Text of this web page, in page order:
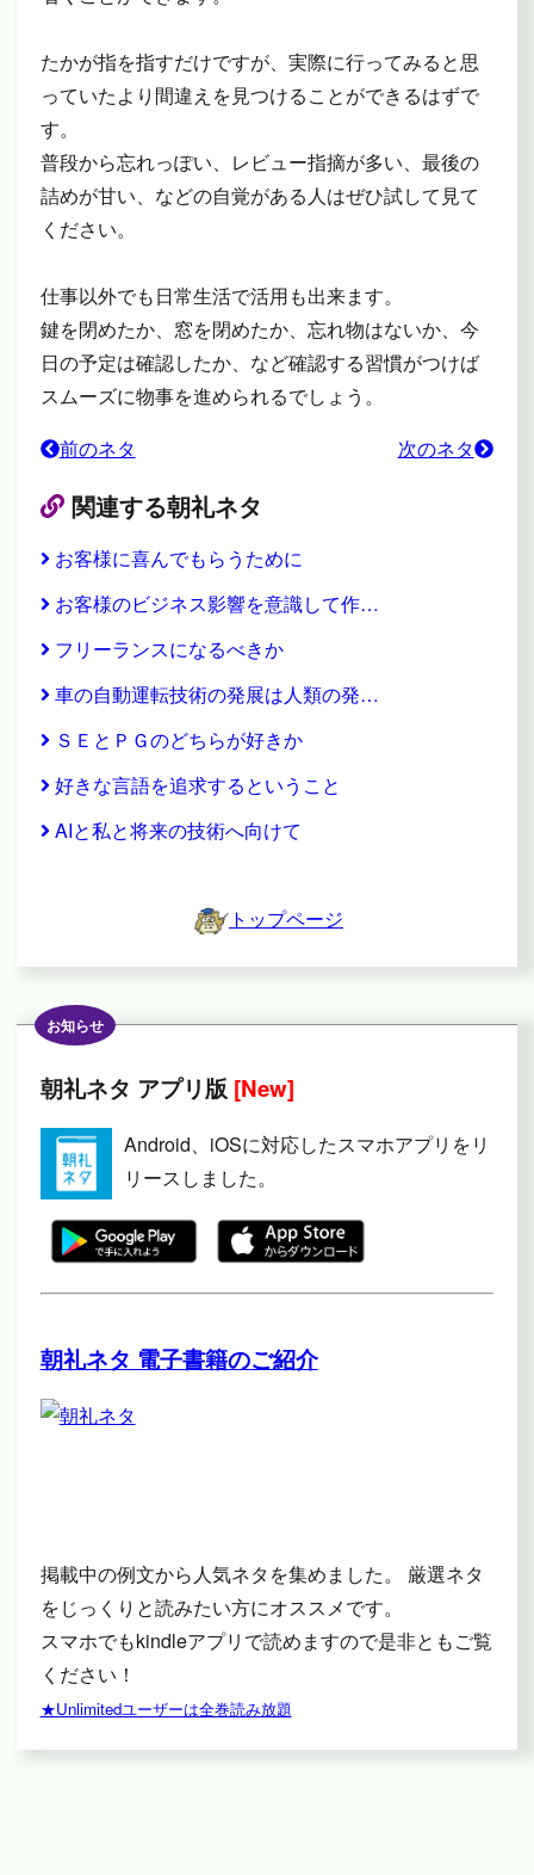
たかが指を指すだけですが、実際に行ってみると思
っていたより間違えを見つけることができるはずで
す。
普段から忘れっぽい、レビュー指摘が多い、最後の
詰めが甘い、などの自覚がある人はぜひ試して見て
ください。
仕事以外でも日常生活で活用も出来ます。
鍵を閉めたか、窓を閉めたか、忘れ物はないか、今
日の予定は確認したか、など確認する習慣がつけば
スムーズに物事を進められるでしょう。
前のネタ
次のネタ
関連する朝礼ネタ
お客様に喜んでもらうために
お客様のビジネス影響を意識して作…
フリーランスになるべきか
車の自動運転技術の発展は人類の発…
ＳＥとＰＧのどちらが好きか
好きな言語を追求するということ
AIと私と将来の技術へ向けて
トップページ
お知らせ
朝礼ネタ アプリ版 [New]
Android、iOSに対応したスマホアプリをリ
リースしました。
朝礼ネタ 電子書籍のご紹介
掲載中の例文から人気ネタを集めました。 厳選ネタ
をじっくりと読みたい方にオススメです。
スマホでもkindleアプリで読めますので是非ともご覧
ください！
★Unlimitedユーザーは全巻読み放題